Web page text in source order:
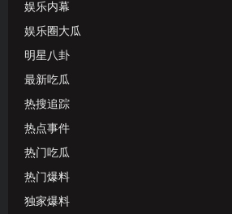
娱乐内幕
娱乐圈大瓜
明星八卦
最新吃瓜
热搜追踪
热点事件
热门吃瓜
热门爆料
独家爆料